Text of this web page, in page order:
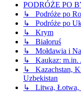
PODRÓŻE PO
↳ Podróże po
↳ Podróże po
↳ Krym
↳ Białoruś
↳ Mołdawia i
↳ Kaukaz: m.in.
↳ Kazachstan,
Uzbekistan
↳ Litwa, Łotwa,